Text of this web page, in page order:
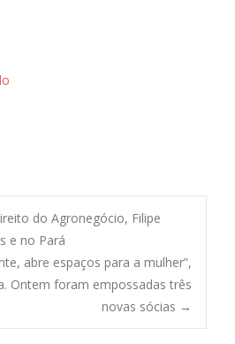
do Agronegócio, Filipe
e no Pará
abre espaços para a mulher”,
Ontem foram empossadas três
novas sócias →